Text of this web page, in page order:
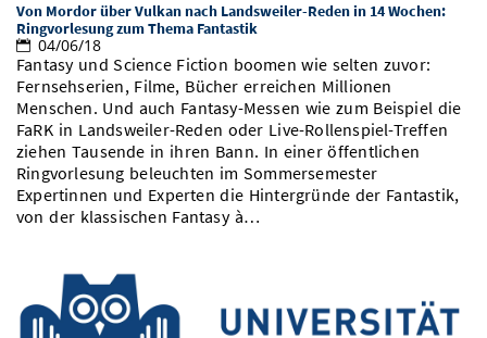
Von Mordor über Vulkan nach Landsweiler-Reden in 14 Wochen:
Ringvorlesung zum Thema Fantastik
04/06/18
Fantasy und Science Fiction boomen wie selten zuvor:
Fernsehserien, Filme, Bücher erreichen Millionen
Menschen. Und auch Fantasy-Messen wie zum Beispiel die
FaRK in Landsweiler-Reden oder Live-Rollenspiel-Treffen
ziehen Tausende in ihren Bann. In einer öffentlichen
Ringvorlesung beleuchten im Sommersemester
Expertinnen und Experten die Hintergründe der Fantastik,
von der klassischen Fantasy à…